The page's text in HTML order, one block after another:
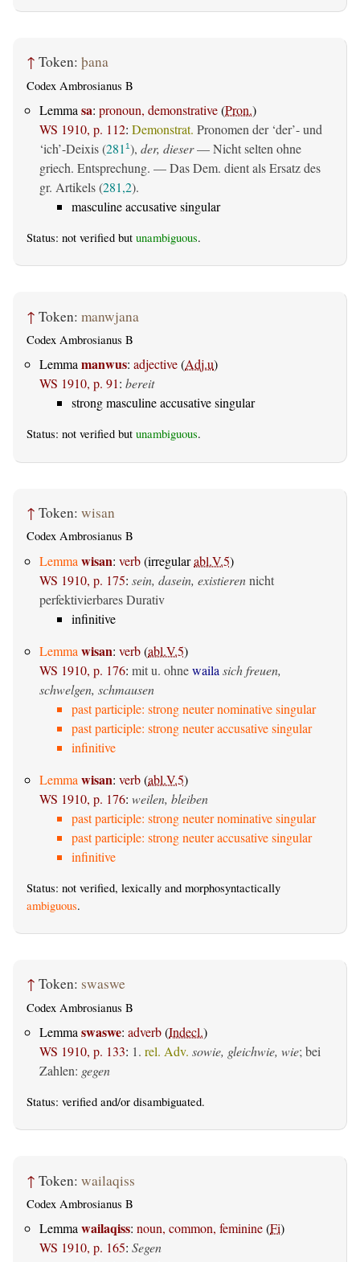
↑ Token: þana
Codex Ambrosianus B
Lemma sa: pronoun, demonstrative(Pron.)
WS 1910, p. 112: Demonstrat. Pronomen der ‘der’- und
‘ich’-Deixis (281 1), der, dieser— Nicht selten ohne
griech. Entsprechung. — Das Dem. dient als Ersatz des
gr. Artikels (281,2).
masculine accusative singular
Status: not verified but unambiguous.
↑ Token: manwjana
Codex Ambrosianus B
Lemmamanwus: adjective(Adj.u)
WS 1910, p. 91: bereit
strong masculine accusative singular
Status: not verified but unambiguous.
↑ Token: wisan
Codex Ambrosianus B
Lemma wisan: verb(irregularabl.V.5)
WS 1910, p. 175: sein, dasein, existierennicht
perfektivierbares Durativ
infinitive
Lemma wisan: verb(abl.V.5)
WS 1910, p. 176: mit u. ohnewaila sich freuen,
schwelgen, schmausen
past participle: strong neuter nominative singular
past participle: strong neuter accusative singular
infinitive
Lemma wisan: verb(abl.V.5)
WS 1910, p. 176: weilen, bleiben
past participle: strong neuter nominative singular
past participle: strong neuter accusative singular
infinitive
Status: not verified, lexically and morphosyntactically
ambiguous.
↑ Token: swaswe
Codex Ambrosianus B
Lemma swaswe: adverb(Indecl.)
WS 1910, p. 133: 1. rel. Adv. sowie, gleichwie, wie; bei
Zahlen: gegen
Status: verified and/or disambiguated.
↑ Token: wailaqiss
Codex Ambrosianus B
Lemmawailaqiss: noun, common, feminine(Fi)
WS 1910, p. 165: Segen